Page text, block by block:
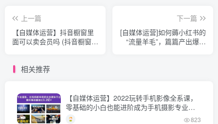
上一篇
【自媒体运营】抖音橱窗里
面可以卖会员吗 (抖音橱窗里
下一篇
[自媒体运营]如何薅小红书的
“流量羊毛”，篇篇产出爆款
相关推荐
【自媒体运营】2022玩转手机影像全系课，
零基础的小白也能进阶成为手机摄影专业人
士
823